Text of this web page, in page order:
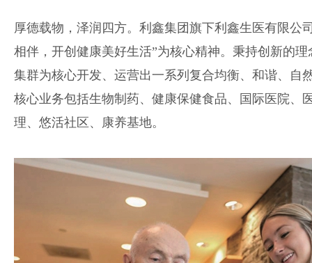
厚德载物，泽润四方。利鑫集团旗下利鑫生医有限公
相伴，开创健康美好生活”为核心精神。秉持创新的
集群为核心开发、运营出一系列复合均衡、和谐、自
核心业务包括生物制药、健康保健食品、国际医院、
理、悠活社区、康养基地。